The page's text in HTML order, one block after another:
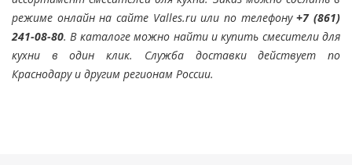
режиме онлайн на сайте Valles.ru или по телефону+7 (861)
241-08-80. В каталоге можно найти и купить смесители для
кухни в один клик. Служба доставки действует по
Краснодару и другим регионам России.